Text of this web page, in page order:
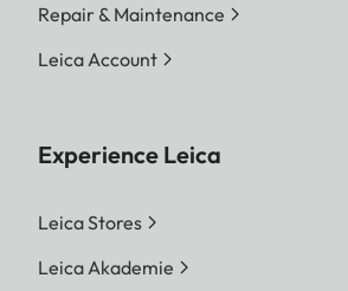
Repair & Maintenance
Leica Account
Experience Leica
Leica Stores
Leica Akademie